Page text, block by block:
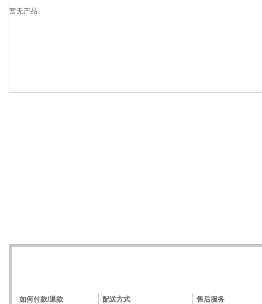
暂无产品
如何付款/退款
配送方式
售后服务